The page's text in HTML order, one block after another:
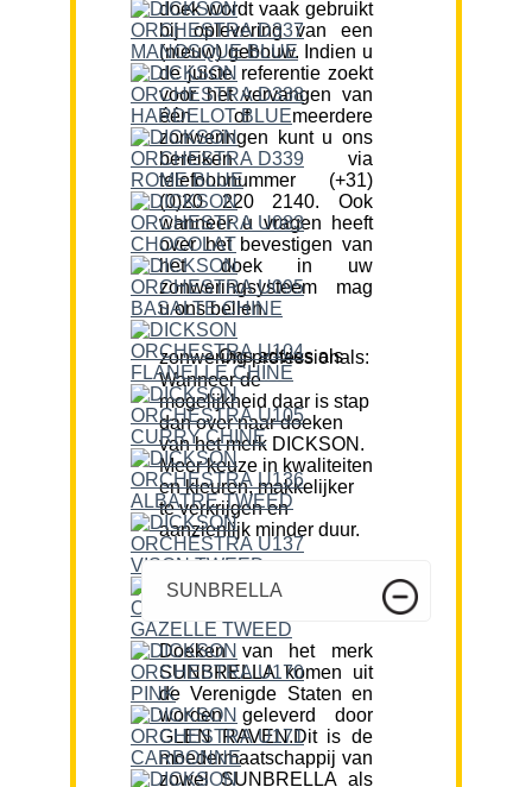
doek wordt vaak gebruikt
bij oplevering van een
(nieuw) gebouw. Indien u
de juiste referentie zoekt
voor het vervangen van
één of meerdere
zonweringen kunt u ons
bereiken via
telefoonnummer (+31)
(0)20 220 2140. Ook
wanneer u vragen heeft
over het bevestigen van
het doek in uw
zonweringsysteem mag
u ons bellen.
Ons advies als zonwering professionals:
Wanneer de
mogelijkheid daar is stap
dan over naar doeken
van het merk DICKSON.
Meer keuze in kwaliteiten
en kleuren, makkelijker
te verkrijgen en
aanzienlijk minder duur.
SUNBRELLA
Doeken van het merk
SUNBRELLA komen uit
de Verenigde Staten en
worden geleverd door
GLEN RAVEN.Dit is de
moedermaatschappij van
zowel SUNBRELLA als